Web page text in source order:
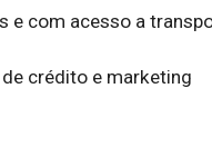
e com acesso a
crédito e marketing